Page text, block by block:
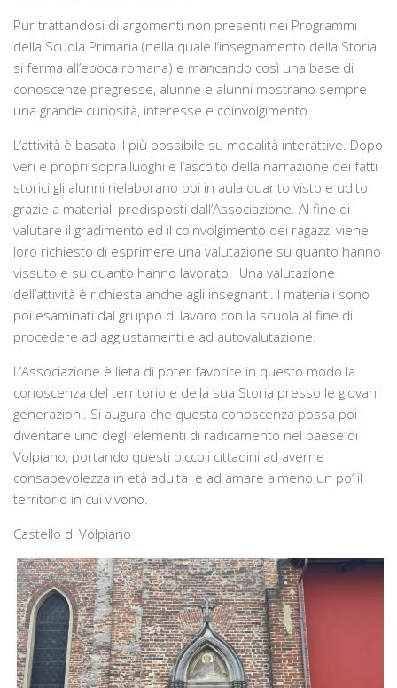
Adesioni
Contatti
Pur trattandosi di argomenti non presenti nei Programmi
della Scuola Primaria (nella quale l’insegnamento della Storia
si ferma all’epoca romana) e mancando così una base di
conoscenze pregresse, alunne e alunni mostrano sempre
una grande curiosità, interesse e coinvolgimento.
L’attività è basata il più possibile su modalità interattive. Dopo
veri e propri sopralluoghi e l’ascolto della narrazione dei fatti
storici gli alunni rielaborano poi in aula quanto visto e udito
grazie a materiali predisposti dall’Associazione. Al fine di
valutare il gradimento ed il coinvolgimento dei ragazzi viene
loro richiesto di esprimere una valutazione su quanto hanno
vissuto e su quanto hanno lavorato. Una valutazione
dell’attività è richiesta anche agli insegnanti. I materiali sono
poi esaminati dal gruppo di lavoro con la scuola al fine di
procedere ad aggiustamenti e ad autovalutazione.
L’Associazione è lieta di poter favorire in questo modo la
conoscenza del territorio e della sua Storia presso le giovani
generazioni. Si augura che questa conoscenza possa poi
diventare uno degli elementi di radicamento nel paese di
Volpiano, portando questi piccoli cittadini ad averne
consapevolezza in età adulta e ad amare almeno un po’ il
territorio in cui vivono.
Castello di Volpiano